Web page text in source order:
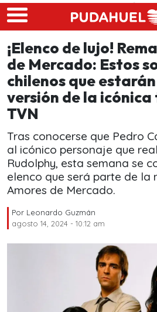
Skip to main content
¡Elenco de lujo!
de Mercado: Estos
chilenos que
versión de la
TVN
Tras conocerse que Pedro
al icónico personaje que
Rudolphy, esta semana se
elenco que será parte de la
Amores de Mercado.
Por Leonardo Guzmán
agosto 14, 2024 - 10:12 am